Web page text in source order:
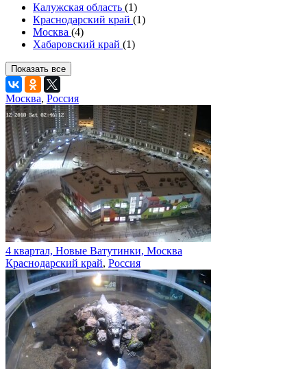
Калужская область (1)
Краснодарский край (1)
Москва (4)
Хабаровский край (1)
Показать все
Москва, Россия
4 квартал, Новые Ватутинки, Москва
Краснодарский край, Россия